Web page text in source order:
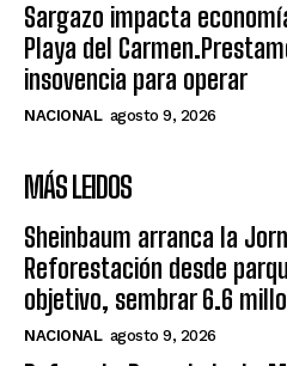
Sargazo impacta
Playa del
insovencia para operar
NACIONAL agosto 9, 2026
MÁS LEIDOS
Sheinbaum arranca la
Reforestación desde
objetivo, sembrar 6.6
NACIONAL agosto 9, 2026